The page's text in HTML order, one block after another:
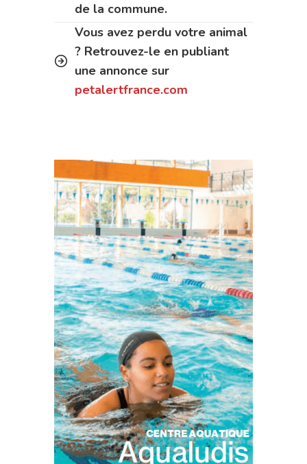
de la commune.
Vous avez perdu votre animal
? Retrouvez-le en publiant
une annonce sur
petalertfrance.com